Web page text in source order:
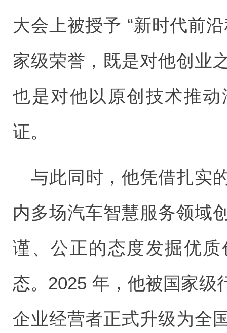
大会上被授予 “新时代前
家级荣誉，既是对他创业
也是对他以原创技术推
证。
与此同时，他凭借扎实
内多场汽车智慧服务领域
谨、公正的态度发掘优
态。2025 年，他被国家级
企业经营者正式升级为全